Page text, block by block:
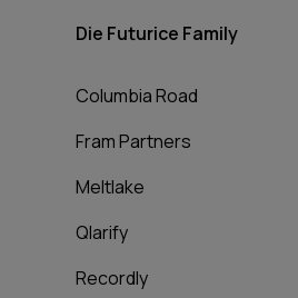
Die Futurice Family
Columbia Road
Fram Partners
Meltlake
Qlarify
Recordly